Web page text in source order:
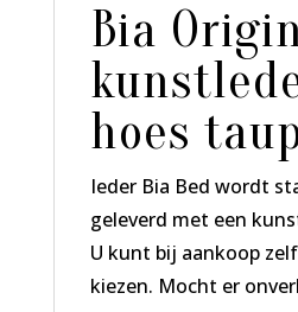
Bia
hoes
Ieder Bia Bed wordt
geleverd met een
U kunt bij aankoop
kiezen. Mocht er